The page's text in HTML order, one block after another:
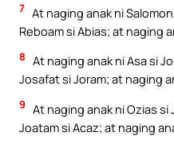
7 At naging anak ni
Reboam si Abias; at naging
8 At naging anak ni Asa si
Josafat si Joram; at naging
9 At naging anak ni Ozias
Joatam si Acaz; at naging